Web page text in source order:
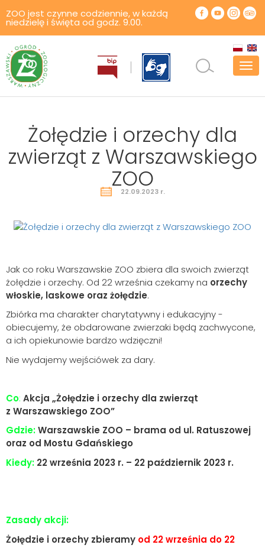
ZOO jest czynne codziennie, w każdą
niedzielę i święta od godz. 9.00.
Żołędzie i orzechy dla
zwierząt z Warszawskiego
ZOO
22.09.2023 r.
Jak co roku Warszawskie ZOO zbiera dla swoich zwierząt
żołędzie i orzechy. Od 22 września czekamy na orzechy
włoskie, laskowe oraz żołędzie.
Zbiórka ma charakter charytatywny i edukacyjny -
obiecujemy, że obdarowane zwierzaki będą zachwycone,
a ich opiekunowie bardzo wdzięczni!
Nie wydajemy wejściówek za dary.
Co: Akcja „Żołędzie i orzechy dla zwierząt
z Warszawskiego ZOO”
Gdzie:Warszawskie ZOO – brama od ul. Ratuszowej
oraz od Mostu Gdańskiego
Kiedy: 22 września 2023 r. – 22 październik 2023 r.
Zasady akcji:
Żołędzie i orzechy zbieramy od 22 września do 22